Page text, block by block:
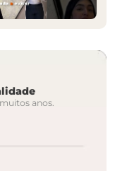
anos.